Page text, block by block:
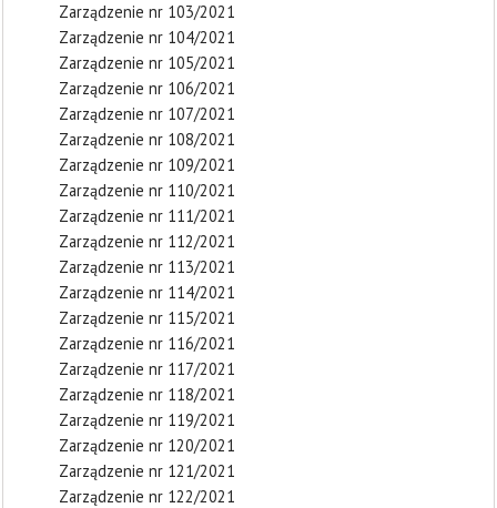
Zarządzenie nr 103/2021
Zarządzenie nr 104/2021
Zarządzenie nr 105/2021
Zarządzenie nr 106/2021
Zarządzenie nr 107/2021
Zarządzenie nr 108/2021
Zarządzenie nr 109/2021
Zarządzenie nr 110/2021
Zarządzenie nr 111/2021
Zarządzenie nr 112/2021
Zarządzenie nr 113/2021
Zarządzenie nr 114/2021
Zarządzenie nr 115/2021
Zarządzenie nr 116/2021
Zarządzenie nr 117/2021
Zarządzenie nr 118/2021
Zarządzenie nr 119/2021
Zarządzenie nr 120/2021
Zarządzenie nr 121/2021
Zarządzenie nr 122/2021